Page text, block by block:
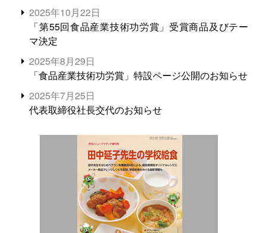
2025年10月22日
「第55回食品産業技術功労賞」受賞商品及びテー
マ決定
2025年8月29日
「食品産業技術功労賞」特設ページ公開のお知らせ
2025年7月25日
代表取締役社長交代のお知らせ